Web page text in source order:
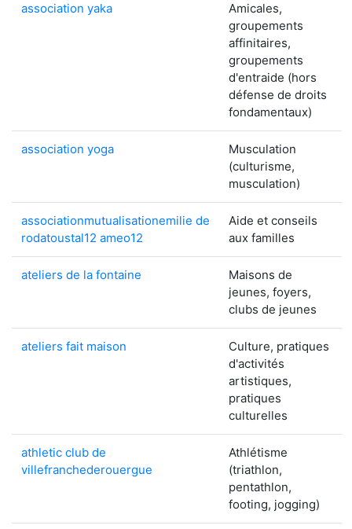
association yaka
Amicales,
groupements
affinitaires,
groupements
d'entraide (hors
défense de droits
fondamentaux)
association yoga
Musculation
(culturisme,
musculation)
associationmutualisationemilie de
rodatoustal12 ameo12
Aide et conseils
aux familles
ateliers de la fontaine
Maisons de
jeunes, foyers,
clubs de jeunes
ateliers fait maison
Culture, pratiques
d'activités
artistiques,
pratiques
culturelles
athletic club de
villefranchederouergue
Athlétisme
(triathlon,
pentathlon,
footing, jogging)